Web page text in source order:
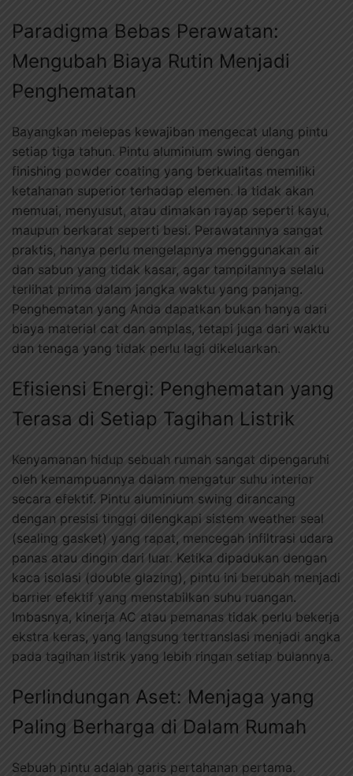
Paradigma Bebas Perawatan:
Mengubah Biaya Rutin Menjadi
Penghematan
Bayangkan melepas kewajiban mengecat ulang pintu
setiap tiga tahun. Pintu aluminium swing dengan
finishing powder coating yang berkualitas memiliki
ketahanan superior terhadap elemen. Ia tidak akan
memuai, menyusut, atau dimakan rayap seperti kayu,
maupun berkarat seperti besi. Perawatannya sangat
praktis, hanya perlu mengelapnya menggunakan air
dan sabun yang tidak kasar, agar tampilannya selalu
terlihat prima dalam jangka waktu yang panjang.
Penghematan yang Anda dapatkan bukan hanya dari
biaya material cat dan amplas, tetapi juga dari waktu
dan tenaga yang tidak perlu lagi dikeluarkan.
Efisiensi Energi: Penghematan yang
Terasa di Setiap Tagihan Listrik
Kenyamanan hidup sebuah rumah sangat dipengaruhi
oleh kemampuannya dalam mengatur suhu interior
secara efektif. Pintu aluminium swing dirancang
dengan presisi tinggi dilengkapi sistem weather seal
(sealing gasket) yang rapat, mencegah infiltrasi udara
panas atau dingin dari luar. Ketika dipadukan dengan
kaca isolasi (double glazing), pintu ini berubah menjadi
barrier efektif yang menstabilkan suhu ruangan.
Imbasnya, kinerja AC atau pemanas tidak perlu bekerja
ekstra keras, yang langsung tertranslasi menjadi angka
pada tagihan listrik yang lebih ringan setiap bulannya.
Perlindungan Aset: Menjaga yang
Paling Berharga di Dalam Rumah
Sebuah pintu adalah garis pertahanan pertama.